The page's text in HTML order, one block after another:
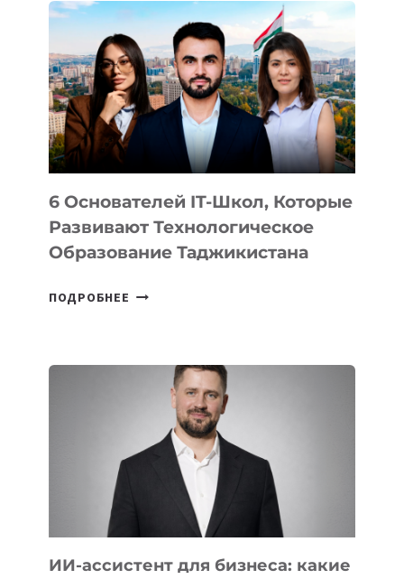
ВНЕШНЕГО
ВИДА
НОВОГО
УСТРОЙСТВА
ОТ
OPENAI
6 Основателей IT-Школ, Которые
Развивают Технологическое
Образование Таджикистана
ПОДРОБНЕЕ
КОТОРЫЕ
РАЗВИВАЮТ
ТЕХНОЛОГИЧЕСКОЕ
ОБРАЗОВАНИЕ
ТАДЖИКИСТАНА
ИИ-ассистент для бизнеса: какие